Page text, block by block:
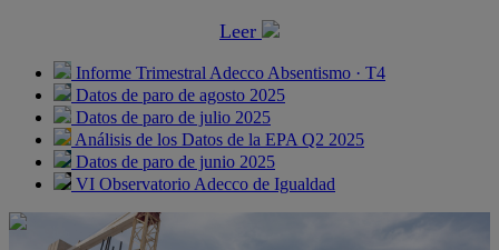
Leer
Informe Trimestral Adecco Absentismo · T4
Datos de paro de agosto 2025
Datos de paro de julio 2025
Análisis de los Datos de la EPA Q2 2025
Datos de paro de junio 2025
VI Observatorio Adecco de Igualdad